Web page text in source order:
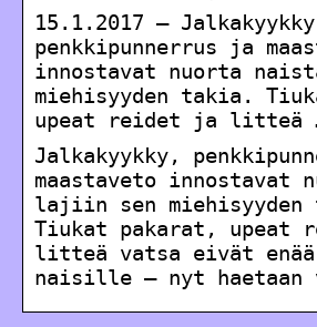
15.1.2017 —
penkkipunnerrus ja
innostavat nuorta
miehisyyden takia.
upeat reidet ja litteä
Jalkakyykky,
maastaveto innostavat
lajiin sen miehisyyden
Tiukat pakarat, upeat
litteä vatsa eivät
naisille – nyt haetaan